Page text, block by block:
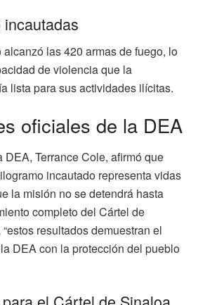
las 420 armas de fuego, lo
de violencia que la
lista para sus actividades ilícitas.
oficiales de la DEA
DEA, Terrance Cole, afirmó que
incautado representa vidas
la misión no se detendrá hasta
completo del Cártel de
resultados demuestran el
DEA con la protección del pueblo